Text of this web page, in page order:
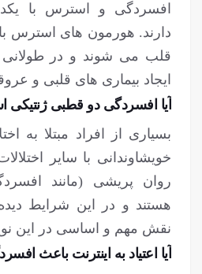
افسردگی و استرس با
دارند. هورمون های
قلب می شوند و در
ایجاد بیماری های قلبی و
آیا افسردگی دو قطبی
بسیاری از افراد مبتلا به
خویشاوندانی با سایر
روان پریشی (مانند
هستند و در این شرایط
نقش مهم و اساسی در این
آیا اعتیاد به اینترنت باعث